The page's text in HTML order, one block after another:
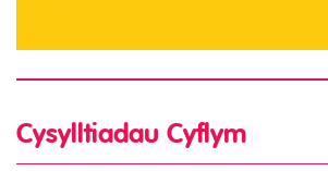
Cysylltiadau Cyflym